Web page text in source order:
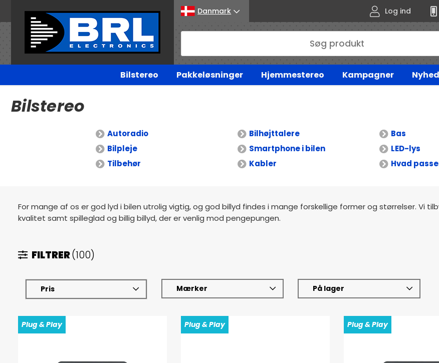
Danmark Log ind
Bilstereo Pakkeløsninger Hjemmestereo Kampagner
Bilstereo
Autoradio Bilhøjttalere Bas
Bilpleje
Smartphone i bilen LED-lys
Tilbehør
Kabler Hvad
For mange af os er god lyd i bilen utrolig vigtig, og god billyd findes i mange forskellige former og størrelser. Vi
kvalitet samt spilleglad og billig billyd, der er venlig mod pengepungen.
FILTRER(100)
Pris Mærker På lager
Plug & Play Plug & Play Plug & Play